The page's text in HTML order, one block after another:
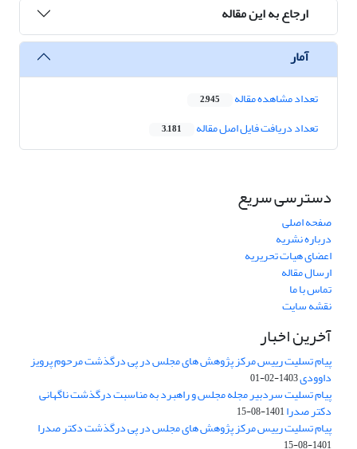
ارجاع به این مقاله
آمار
تعداد مشاهده مقاله 2,945
تعداد دریافت فایل اصل مقاله 3,181
دسترسی سریع
صفحه اصلی
درباره نشریه
اعضای هیات تحریریه
ارسال مقاله
تماس با ما
نقشه سایت
آخرین اخبار
پیام تسلیت رییس مرکز پژوهش های مجلس در پی درگذشت مرحوم پرویز
داوودی1403-02-01
پیام تسلیت سردبیر مجله مجلس و راهبرد به مناسبت درگذشت ناگهانی
دکتر صدرا1401-08-15
پیام تسلیت رییس مرکز پژوهش های مجلس در پی درگذشت دکتر صدرا